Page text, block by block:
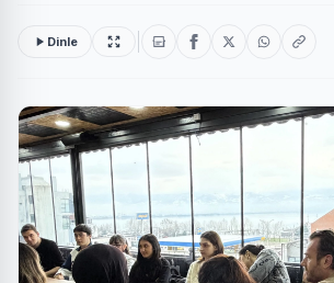
Dinle